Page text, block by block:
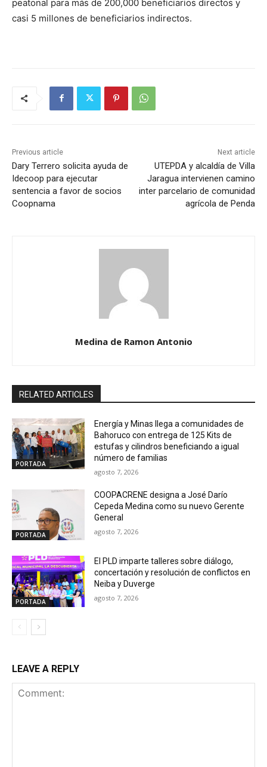
peatonal para más de 200,000 beneficiarios directos y
casi 5 millones de beneficiarios indirectos.
Previous article
Dary Terrero solicita ayuda de
Idecoop para ejecutar
sentencia a favor de socios
Coopnama
Next article
UTEPDA y alcaldía de Villa
Jaragua intervienen camino
inter parcelario de comunidad
agrícola de Penda
Medina de Ramon Antonio
RELATED ARTICLES
PORTADA
Energía y Minas llega a comunidades de
Bahoruco con entrega de 125 Kits de
estufas y cilindros beneficiando a igual
número de familias
agosto 7, 2026
PORTADA
COOPACRENE designa a José Darío
Cepeda Medina como su nuevo Gerente
General
agosto 7, 2026
PORTADA
El PLD imparte talleres sobre diálogo,
concertación y resolución de conflictos en
Neiba y Duverge
agosto 7, 2026
LEAVE A REPLY